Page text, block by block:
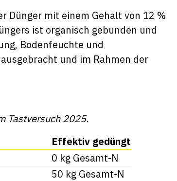
Dünger mit einem Gehalt von 12 %
ist organisch gebunden und
Bodenfeuchte und
und im Rahmen der
Tastversuch 2025.
Effektiv gedüngt
0 kg Gesamt-N
50 kg Gesamt-N